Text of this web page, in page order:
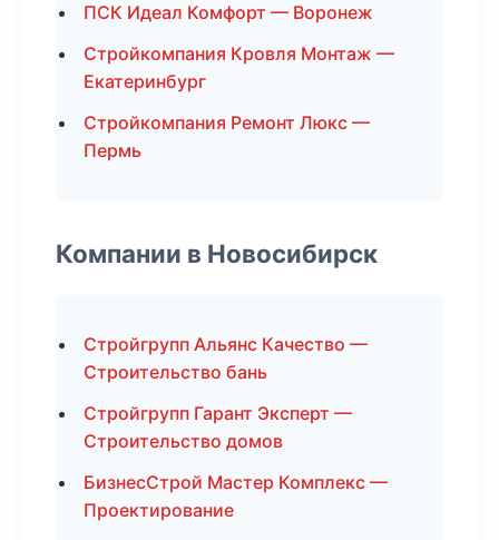
ПСК Идеал Комфорт — Воронеж
Стройкомпания Кровля Монтаж —
Екатеринбург
Стройкомпания Ремонт Люкс —
Пермь
Компании в Новосибирск
Стройгрупп Альянс Качество —
Строительство бань
Стройгрупп Гарант Эксперт —
Строительство домов
БизнесСтрой Мастер Комплекс —
Проектирование